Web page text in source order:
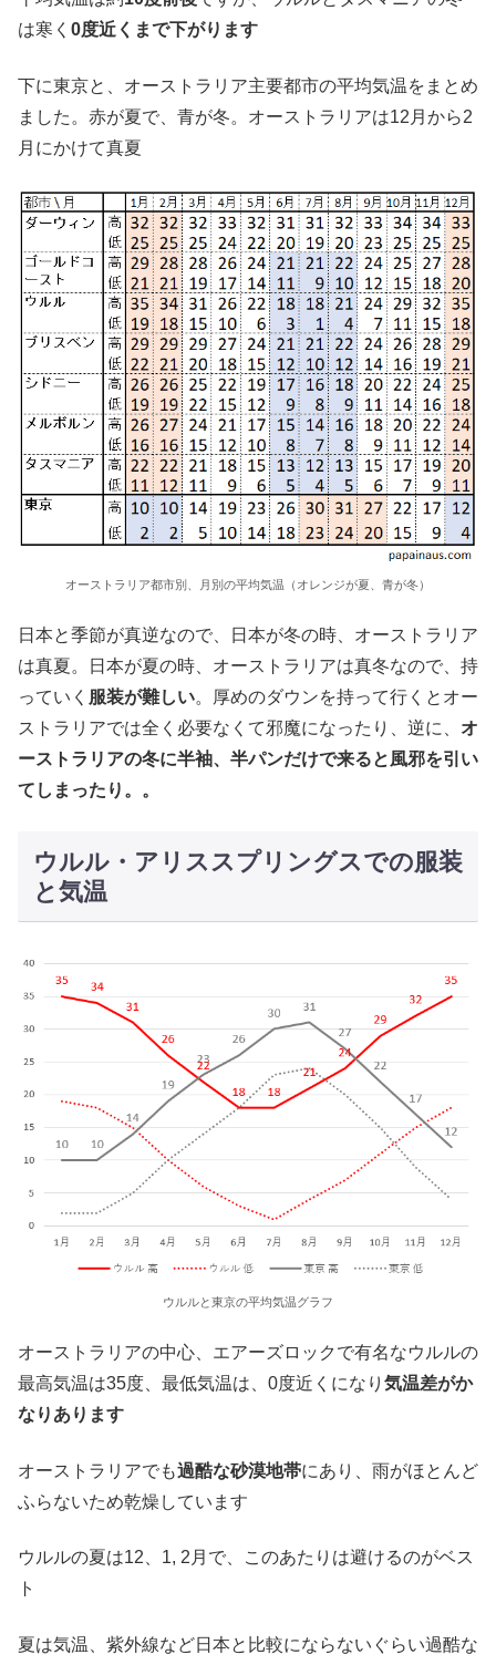
は寒く 0度近くまで下がります
下に東京と、オーストラリア主要都市の平均気温をまとめ
ました。赤が夏で、青が冬。オーストラリアは12月から2
月にかけて真夏
オーストラリア都市別、月別の平均気温（オレンジが夏、青が冬）
日本と季節が真逆なので、日本が冬の時、オーストラリア
は真夏。日本が夏の時、オーストラリアは真冬なので、持
っていく 服装が難しい。厚めのダウンを持って行くとオー
ストラリアでは全く必要なくて邪魔になったり、逆に、 オ
ーストラリアの冬に半袖、半パンだけで来ると風邪を引い
てしまったり。。
ウルル・アリススプリングスでの服装
と気温
ウルルと東京の平均気温グラフ
オーストラリアの中心、エアーズロックで有名なウルルの
最高気温は35度、最低気温は、0度近くになり 気温差がか
なりあります
オーストラリアでも過酷な砂漠地帯にあり、雨がほとんど
ふらないため乾燥しています
ウルルの夏は12、1, 2月で、このあたりは避けるのがベス
ト
夏は気温、紫外線など日本と比較にならないぐらい過酷な